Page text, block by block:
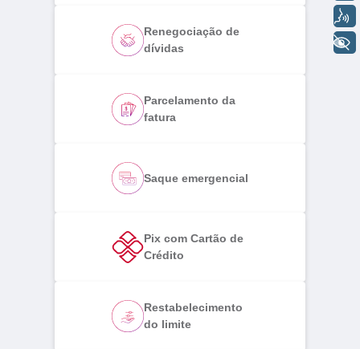
Renegociação de
dívidas
Parcelamento da
fatura
Saque emergencial
Pix com Cartão de
Crédito
Restabelecimento
do limite